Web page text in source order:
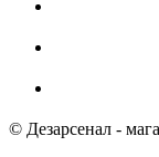
© Дезарсенал -